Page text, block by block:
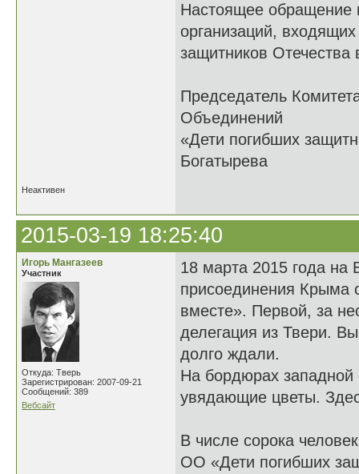
Настоящее обращение
организаций,
защитников Отечества
Председатель
Объединений
«Дети погибших
Богатырева
Неактивен
2015-03-19 18:25:40
Игорь Мангазеев
Участник
Откуда: Тверь
Зарегистрирован: 2007-09-21
Сообщений: 389
Вебсайт
18 марта 2015 года на
присоединения Крыма
вместе». Первой, за
делегация из Твери.
долго ждали.
На бордюрах
увядающие цветы.
В числе сорока
ОО «Дети погибших